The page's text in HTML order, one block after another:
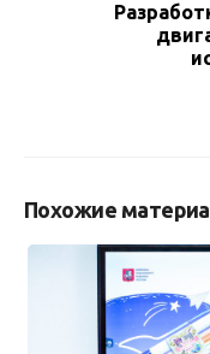
Похожие